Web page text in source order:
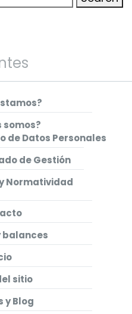
somos?
de Datos Personales
de Gestión
Normatividad
balances
sitio
y Blog